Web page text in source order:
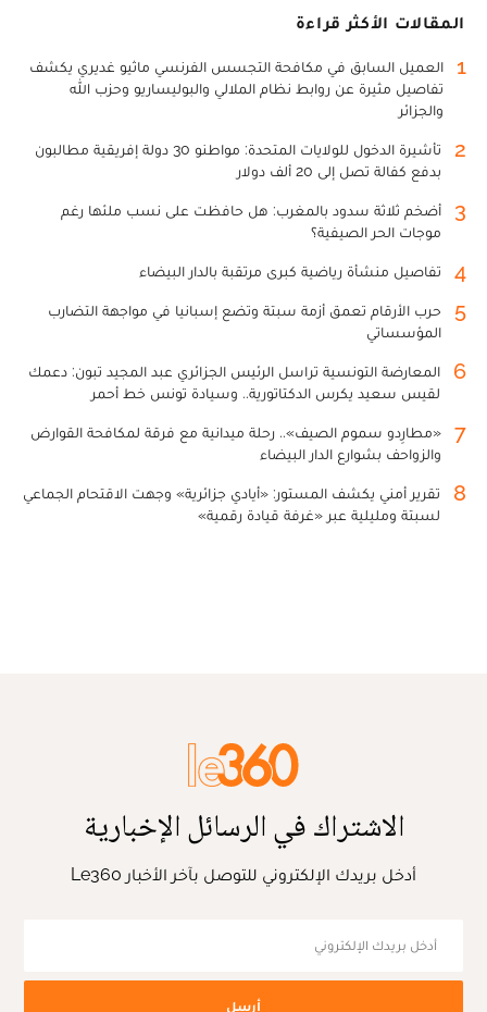
المقالات الأكثر قراءة
1
العميل السابق في مكافحة التجسس الفرنسي ماثيو غديري يكشف
تفاصيل مثيرة عن روابط نظام الملالي والبوليساريو وحزب الله
والجزائر
2
تأشيرة الدخول للولايات المتحدة: مواطنو 30 دولة إفريقية مطالبون
بدفع كفالة تصل إلى 20 ألف دولار
3
أضخم ثلاثة سدود بالمغرب: هل حافظت على نسب ملئها رغم
موجات الحر الصيفية؟
4 تفاصيل منشأة رياضية كبرى مرتقبة بالدار البيضاء
5
حرب الأرقام تعمق أزمة سبتة وتضع إسبانيا في مواجهة التضارب
المؤسساتي
6
المعارضة التونسية تراسل الرئيس الجزائري عبد المجيد تبون: دعمك
لقيس سعيد يكرس الدكتاتورية.. وسيادة تونس خط أحمر
7
«مطارِدو سموم الصيف».. رحلة ميدانية مع فرقة لمكافحة القوارض
والزواحف بشوارع الدار البيضاء
8
تقرير أمني يكشف المستور: «أيادي جزائرية» وجهت الاقتحام الجماعي
لسبتة ومليلية عبر «غرفة قيادة رقمية»
الاشتراك في الرسائل الإخبارية
أدخل بريدك الإلكتروني للتوصل بآخر الأخبار Le360
أرسل